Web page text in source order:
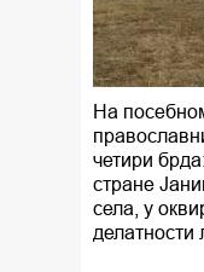
На
четири
стране
села, у
делатности